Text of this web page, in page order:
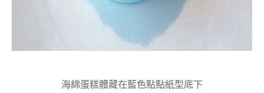
海綿蛋糕體藏在藍色點點紙型底下